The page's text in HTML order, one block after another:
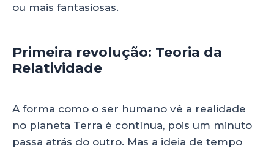
ou mais fantasiosas.
Primeira revolução: Teoria da
Relatividade
A forma como o ser humano vê a realidade
no planeta Terra é contínua, pois um minuto
passa atrás do outro. Mas a ideia de tempo